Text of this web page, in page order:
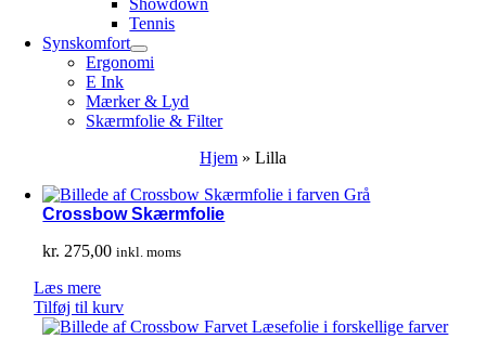
Showdown
Tennis
Synskomfort
Ergonomi
E Ink
Mærker & Lyd
Skærmfolie & Filter
Hjem » Lilla
Crossbow Skærmfolie
kr. 275,00 inkl. moms
Læs mere
Tilføj til kurv